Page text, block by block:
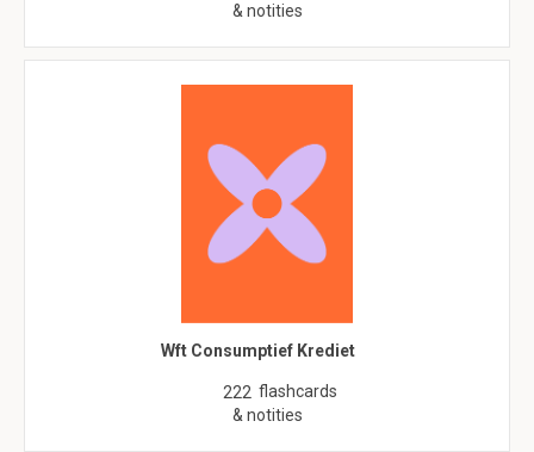
& notities
Wft Consumptief Krediet
222 flashcards
& notities